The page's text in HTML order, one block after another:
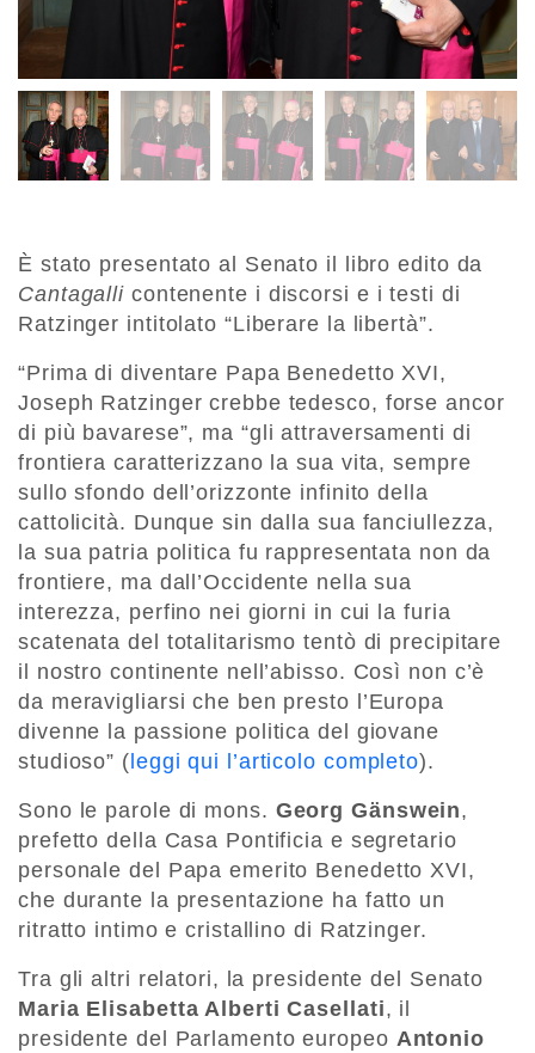
È stato presentato al Senato il libro edito da
Cantagalli contenente i discorsi e i testi di
Ratzinger intitolato “Liberare la libertà”.
“Prima di diventare Papa Benedetto XVI,
Joseph Ratzinger crebbe tedesco, forse ancor
di più bavarese”, ma “gli attraversamenti di
frontiera caratterizzano la sua vita, sempre
sullo sfondo dell’orizzonte infinito della
cattolicità. Dunque sin dalla sua fanciullezza,
la sua patria politica fu rappresentata non da
frontiere, ma dall’Occidente nella sua
interezza, perfino nei giorni in cui la furia
scatenata del totalitarismo tentò di precipitare
il nostro continente nell’abisso. Così non c’è
da meravigliarsi che ben presto l’Europa
divenne la passione politica del giovane
studioso” ( leggi qui l’articolo completo).
Sono le parole di mons. Georg Gänswein,
prefetto della Casa Pontificia e segretario
personale del Papa emerito Benedetto XVI,
che durante la presentazione ha fatto un
ritratto intimo e cristallino di Ratzinger.
Tra gli altri relatori, la presidente del Senato
Maria Elisabetta Alberti Casellati, il
presidente del Parlamento europeo Antonio